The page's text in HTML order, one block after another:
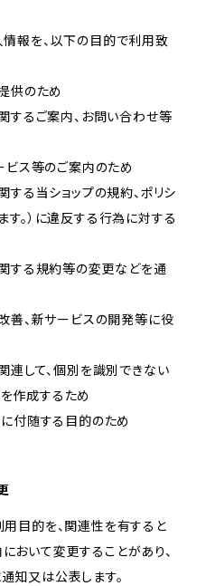
情報を、以下の目的で利用致
供のため
関するご案内、お問い合わせ等
ビス等のご案内のため
する当ショップの規約、ポリシ
す。）に違反する行為に対する
関する規約等の変更などを通
改善、新サービスの開発等に役
連して、個別を識別できない
作成するため
に付随する目的のため
用目的を、関連性を有すると
おいて変更することがあり、
知又は公表します。